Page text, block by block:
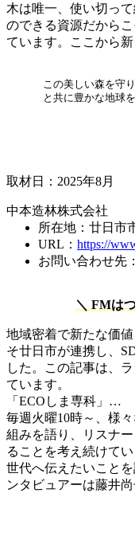
木は唯一、使い切っ
のできる資源だから
ています。ここから
この美しい森を守
と共に豊かな地球を
取材日：2025年8月
中本造林株式会社
所在地：廿日市
URL： https://
お問い合わせ先
＼ FMは
地域密着で新たな価
そ廿日市が連携し、
した。この記事は、
ています。
「ECOしま専科」…
毎週火曜10時～、様
組みを語り、リスナ
ることを考え続けて
世代へ伝えたいこと
ンタビュアーは藤井尚